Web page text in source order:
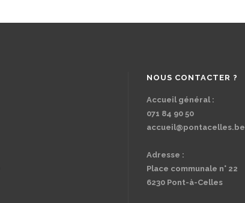
NOUS CONTACTER ?
Accueil général :
071 84 90 50
accueil@pontacelles.be
Adresse :
Place communale n° 22
6230 Pont-à-Celles